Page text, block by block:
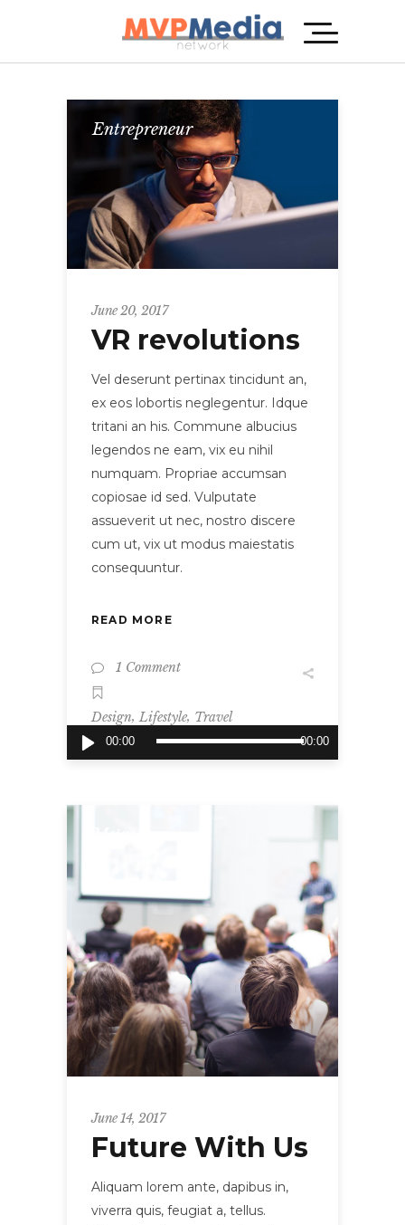
Entrepreneur
Audio
Player
00:00 00:00
June 20, 2017
VR revolutions
Vel deserunt pertinax tincidunt an,
ex eos lobortis neglegentur. Idque
tritani an his. Commune albucius
legendos ne eam, vix eu nihil
numquam. Propriae accumsan
copiosae id sed. Vulputate
assueverit ut nec, nostro discere
cum ut, vix ut modus maiestatis
consequuntur.
READ MORE
1 Comment
Design, Lifestyle, Travel
June 14, 2017
Future With Us
Aliquam lorem ante, dapibus in,
viverra quis, feugiat a, tellus.